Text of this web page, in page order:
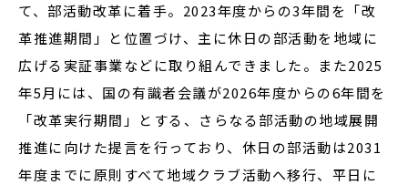
て、部活動改革に着手。2023年度からの3年間を「改
革推進期間」と位置づけ、主に休日の部活動を地域に
広げる実証事業などに取り組んできました。また2025
年5月には、国の有識者会議が2026年度からの6年間を
「改革実行期間」とする、さらなる部活動の地域展開
推進に向けた提言を行っており、休日の部活動は2031
年度までに原則すべて地域クラブ活動へ移行、平日に